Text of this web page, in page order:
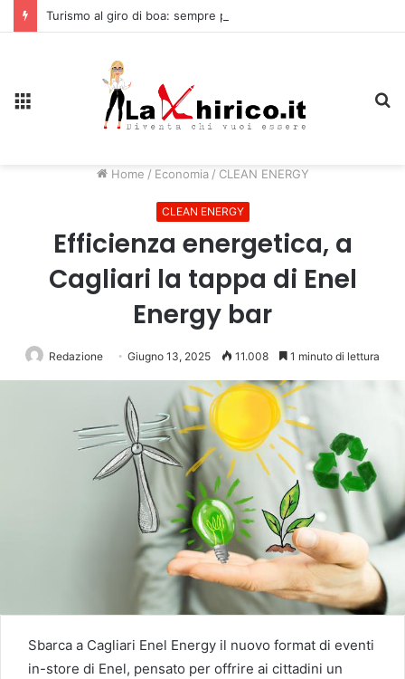
Turismo al giro di boa: sempre più stranieri in Riviera
Home / Economia / CLEAN ENERGY
CLEAN ENERGY
Efficienza energetica, a
Cagliari la tappa di Enel
Energy bar
Redazione Giugno 13, 2025 11.008 1 minuto di lettura
Sbarca a Cagliari Enel Energy il nuovo format di eventi
in-store di Enel, pensato per offrire ai cittadini un